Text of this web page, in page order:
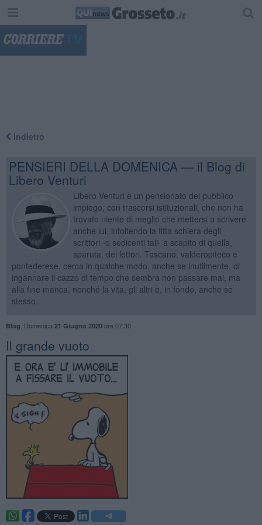
Indietro
PENSIERI DELLA DOMENICA — il Blog di
Libero Venturi
Libero Venturi è un pensionato del pubblico
impiego, con trascorsi istituzionali, che non ha
trovato niente di meglio che mettersi a scrivere
anche lui, infoltendo la fitta schiera degli
scrittori -o sedicenti tali- a scapito di quella,
sparuta, dei lettori. Toscano, valderopiteco e
pontederese, cerca in qualche modo, anche se inutilmente, di
ingannare il cazzo di tempo che sembra non passare mai, ma
alla fine manca, nonché la vita, gli altri e, in fondo, anche se
stesso.
Blog Domenica 21 Giugno 2020ore 07:30
​Il grande vuoto